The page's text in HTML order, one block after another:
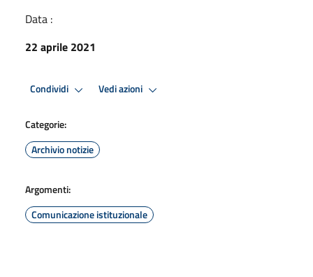
Data :
22 aprile 2021
Condividi Vedi azioni
Categorie:
Archivio notizie
Argomenti:
Comunicazione istituzionale